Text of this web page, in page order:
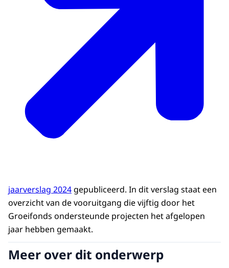
jaarverslag 2024 gepubliceerd. In dit verslag staat een
overzicht van de vooruitgang die vijftig door het
Groeifonds ondersteunde projecten het afgelopen
jaar hebben gemaakt.
Meer over dit onderwerp